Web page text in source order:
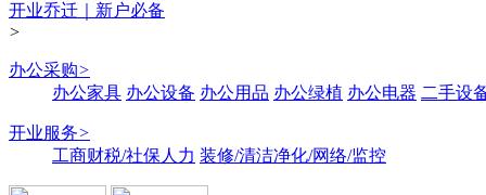
开业乔迁｜新户必备
>
办公采购>
办公家具 办公设备 办公用品 办公绿植 办公电器 二手设
开业服务>
工商财税/社保人力 装修/清洁净化/网络/监控